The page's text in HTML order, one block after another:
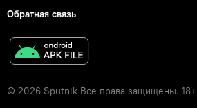
Обратная связь
© 2026 Sputnik Все права защищены. 18+